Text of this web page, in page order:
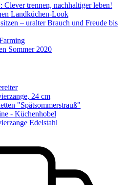
Clever trennen, nachhaltiger leben!
Landküchen-Look
– uralter Brauch und Freude bis
Sommer 2020
24 cm
"Spätsommerstrauß"
- Küchenhobel
Edelstahl